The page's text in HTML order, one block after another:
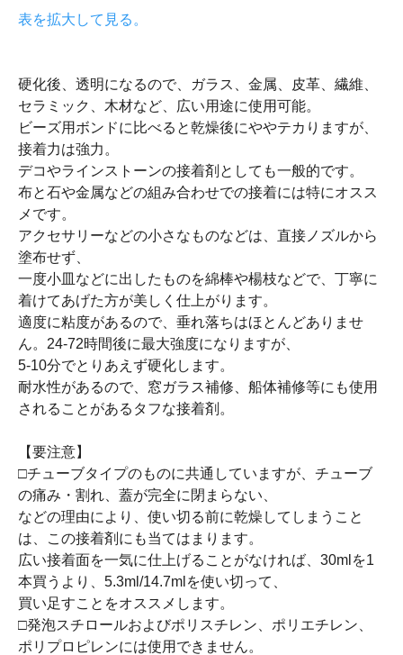
表を拡大して見る。
硬化後、透明になるので、ガラス、金属、皮革、繊維、
セラミック、木材など、広い用途に使用可能。
ビーズ用ボンドに比べると乾燥後にややテカりますが、
接着力は強力。
デコやラインストーンの接着剤としても一般的です。
布と石や金属などの組み合わせでの接着には特にオスス
メです。
アクセサリーなどの小さなものなどは、直接ノズルから
塗布せず、
一度小皿などに出したものを綿棒や楊枝などで、丁寧に
着けてあげた方が美しく仕上がります。
適度に粘度があるので、垂れ落ちはほとんどありませ
ん。24-72時間後に最大強度になりますが、
5-10分でとりあえず硬化します。
耐水性があるので、窓ガラス補修、船体補修等にも使用
されることがあるタフな接着剤。
【要注意】
□チューブタイプのものに共通していますが、チューブ
の痛み・割れ、蓋が完全に閉まらない、
などの理由により、使い切る前に乾燥してしまうこと
は、この接着剤にも当てはまります。
広い接着面を一気に仕上げることがなければ、30mlを1
本買うより、5.3ml/14.7mlを使い切って、
買い足すことをオススメします。
□発泡スチロールおよびポリスチレン、ポリエチレン、
ポリプロピレンには使用できません。